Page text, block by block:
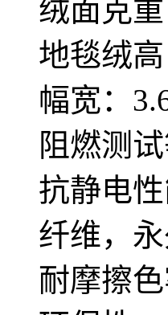
绒面克
地毯绒
幅宽：
阻燃测
抗静电
纤维，
耐摩擦